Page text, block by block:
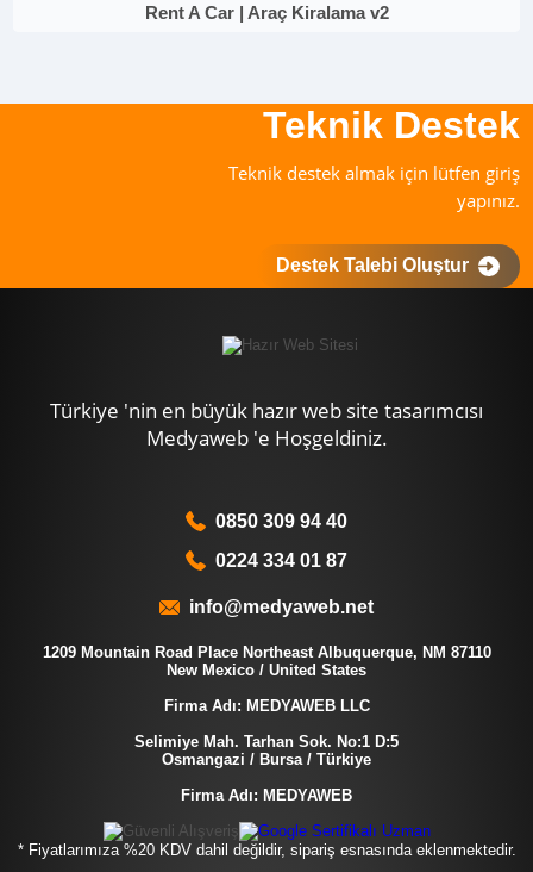
Rent A Car | Araç Kiralama v2
Teknik Destek
Teknik destek almak için lütfen giriş
yapınız.
Destek Talebi Oluştur
Türkiye 'nin en büyük hazır web site tasarımcısı
Medyaweb 'e Hoşgeldiniz.
0850 309 94 40
0224 334 01 87
info@medyaweb.net
1209 Mountain Road Place Northeast Albuquerque, NM 87110
New Mexico / United States
Firma Adı: MEDYAWEB LLC
Selimiye Mah. Tarhan Sok. No:1 D:5
Osmangazi / Bursa / Türkiye
Firma Adı: MEDYAWEB
* Fiyatlarımıza %20 KDV dahil değildir, sipariş esnasında eklenmektedir.